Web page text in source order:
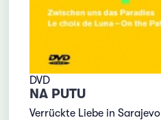
DVD
NA PUTU
Verrückte Liebe in Sarajevo